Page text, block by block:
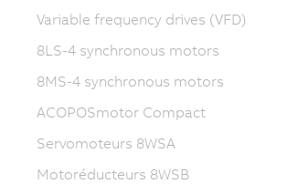
Variable frequency drives (VFD)
8LS-4 synchronous motors
8MS-4 synchronous motors
ACOPOSmotor Compact
Servomoteurs 8WSA
Motoréducteurs 8WSB